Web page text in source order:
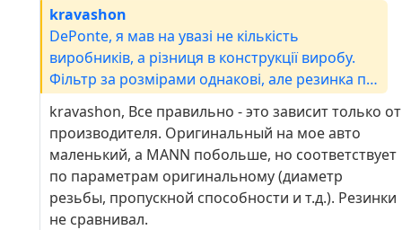
kravashon
DePonte, я мав на увазі не кількість
виробників, а різниця в конструкції виробу.
Фільтр за розмірами однакові, але резинка по
різному розташована.
kravashon, Все правильно - это зависит только от
производителя. Оригинальный на мое авто
маленький, а MANN побольше, но соответствует
по параметрам оригинальному (диаметр
резьбы, пропускной способности и т.д.). Резинки
не сравнивал.